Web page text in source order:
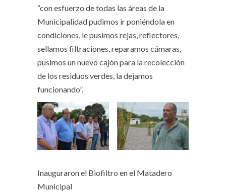
“con esfuerzo de todas las áreas de la
Municipalidad pudimos ir poniéndola en
condiciones, le pusimos rejas, reflectores,
sellamos filtraciones, reparamos cámaras,
pusimos un nuevo cajón para la recolección
de los residuos verdes, la dejamos
funcionando”.
Inauguraron el Biofiltro en el Matadero
Municipal